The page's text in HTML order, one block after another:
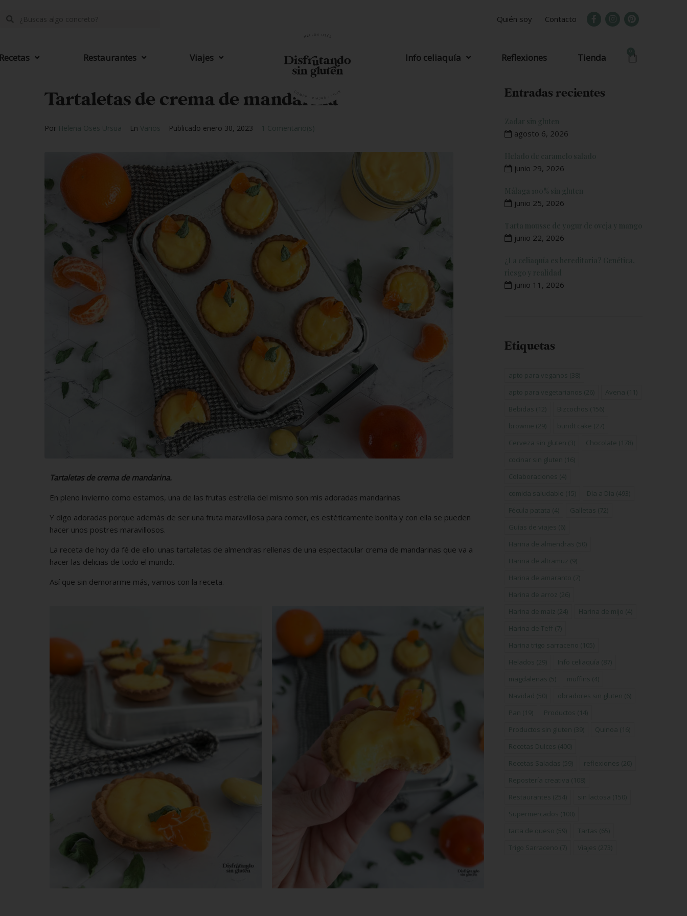
Quién soy Contacto
Restaurantes Viajes Info celiaquía Reflexiones Tienda
Tartaletas de crema de mandarina
Por Helena Oses Ursua En Varios Publicado enero 30, 2023 1 Comentario(s)
Tartaletas de crema de mandarina.
En pleno invierno como estamos, una de las frutas estrella del mismo son mis adoradas mandarinas.
Y digo adoradas porque además de ser una fruta maravillosa para comer, es estéticamente bonita y con ella se pueden
hacer unos postres maravillosos.
La receta de hoy da fé de ello: unas tartaletas de almendras rellenas de una espectacular crema de mandarinas que va a
hacer las delicias de todo el mundo.
Así que sin demorarme más, vamos con la receta.
Entradas recientes
Zadar sin gluten
agosto 6, 2026
Helado de caramelo salado
junio 29, 2026
Málaga 100% sin gluten
junio 25, 2026
Tarta mousse de yogur de oveja y mango
junio 22, 2026
¿La celiaquía es hereditaria? Genética,
riesgo y realidad
junio 11, 2026
Etiquetas
apto para veganos (38)
apto para vegetarianos (26) Avena (11)
Bebidas (12) Bizcochos (156)
brownie (29) bundt cake (27)
Cerveza sin gluten (3) Chocolate (178)
cocinar sin gluten (16)
Colaboraciones (4)
comida saludable (15) Día a Día (493)
Fécula patata (4) Galletas (72)
Guías de viajes (6)
Harina de almendras (50)
Harina de altramuz (9)
Harina de amaranto (7)
Harina de arroz (26)
Harina de maiz (24) Harina de mijo (4)
Harina de Teff (7)
Harina trigo sarraceno (105)
Helados (29) Info celiaquía (87)
magdalenas (5) muffins (4)
Navidad (50) obradores sin gluten (6)
Pan (19) Productos (14)
Productos sin gluten (39) Quinoa (16)
Recetas Dulces (400)
Recetas Saladas (59) reflexiones (20)
Repostería creativa (108)
Restaurantes (254) sin lactosa (150)
Supermercados (100)
tarta de queso (59) Tartas (65)
Trigo Sarraceno (7) Viajes (273)